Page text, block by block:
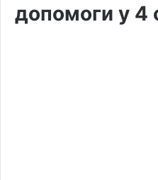
допомоги у 4